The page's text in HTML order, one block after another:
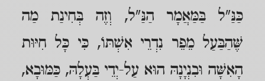
כַּנַּ"ל בַּמַּאֲמָר הַנַּ"ל, וְזֶה בְּחִינַת מַה
שֶּׁהַבַּעַל מֵפֵר נִדְרֵי אִשְׁתּוֹ, כִּי כָּל חִיּוּת
הָאִשָּׁה וּבִנְיָנָהּ הוּא עַל-יְדֵי בַּעְלָהּ, כַּמּוּבָא,